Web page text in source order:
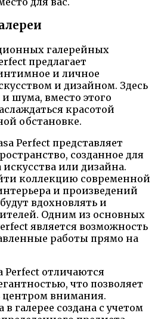
галерейных
предлагает
и личное
и дизайном. Здесь
шума, вместо этого
красотой
обстановке.
Perfect представляет
созданное для
или дизайна.
коллекцию современной
и произведений
вдохновлять и
Одним из основных
является возможность
работы прямо на
Perfect отличаются
что позволяет
центром внимания.
галерее создана с учетом